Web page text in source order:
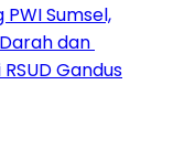
Sumsel,
dan
Gandus